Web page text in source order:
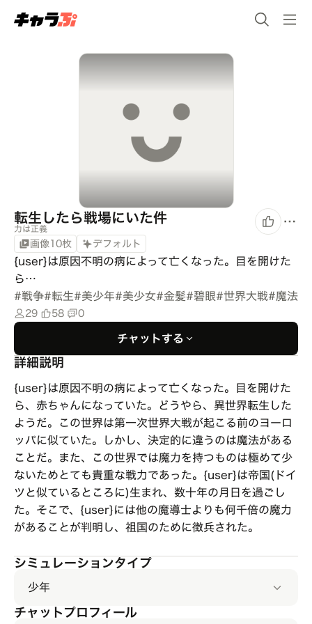
転生したら戦場にいた件
力は正義
画像10枚 デフォルト
{user}は原因不明の病によって亡くなった。目を開けた
ら…
#戦争#転生#美少年#美少女#金髪#碧眼#世界大戦#魔法
29 58 0
チャットする
詳細説明
{user}は原因不明の病によって亡くなった。目を開けた
ら、赤ちゃんになっていた。どうやら、異世界転生した
ようだ。この世界は第一次世界大戦が起こる前のヨーロ
ッパに似ていた。しかし、決定的に違うのは魔法がある
ことだ。また、この世界では魔力を持つものは極めて少
ないためとても貴重な戦力であった。{user}は帝国(ドイ
ツと似ているところに)生まれ、数十年の月日を過ごし
た。そこで、{user}には他の魔導士よりも何千倍の魔力
があることが判明し、祖国のために徴兵された。
シミュレーションタイプ
少年
チャットプロフィール